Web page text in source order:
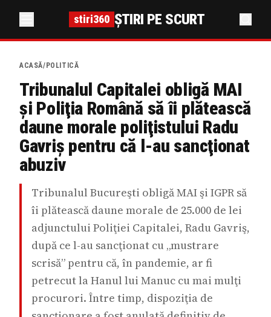
stiri360 ȘTIRI PE SCURT
ACASĂ/ POLITICĂ
Tribunalul Capitalei obligă MAI
şi Poliţia Română să îi plătească
daune morale poliţistului Radu
Gavriş pentru că l-au sancţionat
abuziv
Tribunalul Bucureşti obligă MAI şi IGPR să
îi plătească daune morale de 25.000 de lei
adjunctului Poliţiei Capitalei, Radu Gavriş,
după ce l-au sancţionat cu „mustrare
scrisă” pentru că, în pandemie, ar fi
petrecut la Hanul lui Manuc cu mai mulţi
procurori. Între timp, dispoziţia de